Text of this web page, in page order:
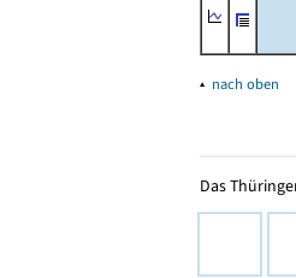
▴ nach oben
Das